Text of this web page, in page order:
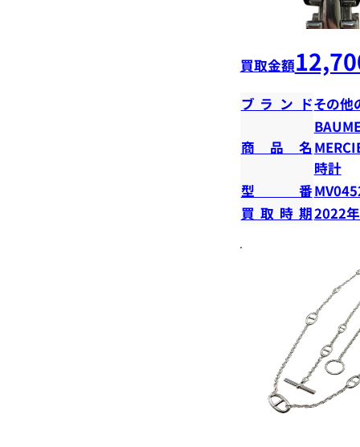
買取金額
ブランドその他
商品名
時計
型番
買取時期2022